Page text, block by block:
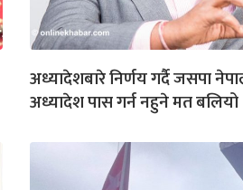
अध्यादेशबारे निर्णय गर्दै जसपा
अध्यादेश पास गर्न नहुने मत बलियो